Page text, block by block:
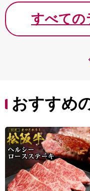
すべての
おすすめ